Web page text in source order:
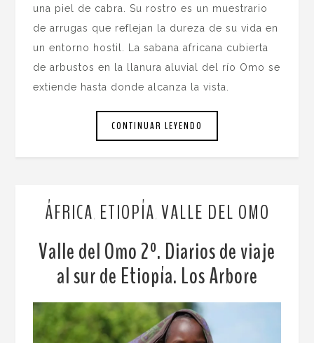
una piel de cabra. Su rostro es un muestrario
de arrugas que reflejan la dureza de su vida en
un entorno hostil. La sabana africana cubierta
de arbustos en la llanura aluvial del río Omo se
extiende hasta donde alcanza la vista.
CONTINUAR LEYENDO
ÁFRICA ETIOPÍA VALLE DEL OMO
Valle del Omo 2º. Diarios de viaje
al sur de Etiopía. Los Arbore